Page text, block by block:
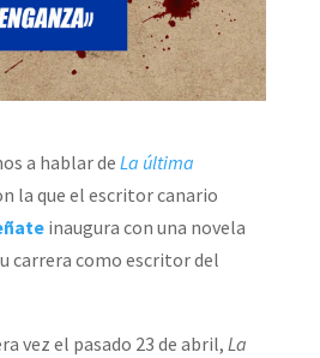
a hablar de La última
la que el escritor canario
inaugura con una novela
carrera como escritor del
vez el pasado 23 de abril, La